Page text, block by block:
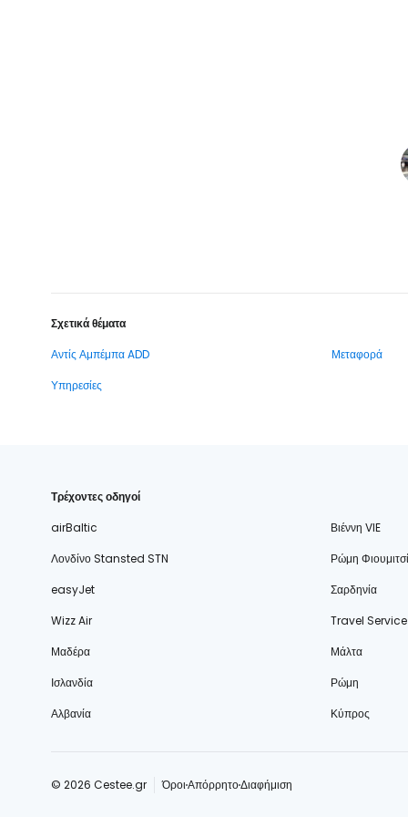
Σχετικά θέματα
Αντίς Αμπέμπα ADD
Μεταφορά
Υπηρεσίες
Τρέχοντες οδηγοί
airBaltic
Βιέννη VIE
Λονδίνο Stansted STN
Ρώμη
easyJet
Σαρδηνία
Wizz Air
Travel Service
Μαδέρα
Μάλτα
Ισλανδία
Ρώμη
Αλβανία
Κύπρος
© 2026 Cestee.gr ΌροιΑπόρρητοΔιαφήμιση